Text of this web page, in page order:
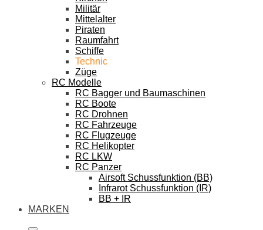
Militär
Mittelalter
Piraten
Raumfahrt
Schiffe
Technic
Züge
RC Modelle
RC Bagger und Baumaschinen
RC Boote
RC Drohnen
RC Fahrzeuge
RC Flugzeuge
RC Helikopter
RC LKW
RC Panzer
Airsoft Schussfunktion (BB)
Infrarot Schussfunktion (IR)
BB + IR
MARKEN